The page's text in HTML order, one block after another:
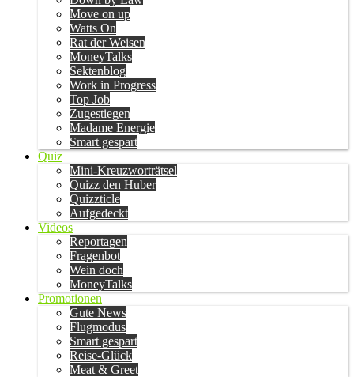
Move on up
Watts On
Rat der Weisen
MoneyTalks
Sektenblog
Work in Progress
Top Job
Zugestiegen
Madame Energie
Smart gespart
Quiz
Mini-Kreuzworträtsel
Quizz den Huber
Quizzticle
Aufgedeckt
Videos
Reportagen
Fragenbot
Wein doch
MoneyTalks
Promotionen
Gute News
Flugmodus
Smart gespart
Reise-Glück
Meat & Greet